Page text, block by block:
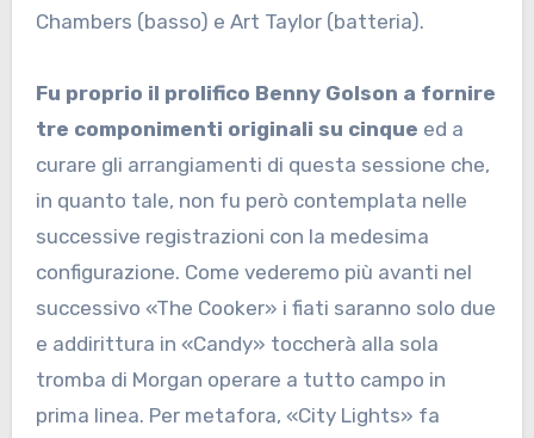
Chambers (basso) e Art Taylor (batteria).
Fu proprio il prolifico Benny Golson a fornire
tre componimenti originali su cinque ed a
curare gli arrangiamenti di questa sessione che,
in quanto tale, non fu però contemplata nelle
successive registrazioni con la medesima
configurazione. Come vederemo più avanti nel
successivo «The Cooker» i fiati saranno solo due
e addirittura in «Candy» toccherà alla sola
tromba di Morgan operare a tutto campo in
prima linea. Per metafora, «City Lights» fa